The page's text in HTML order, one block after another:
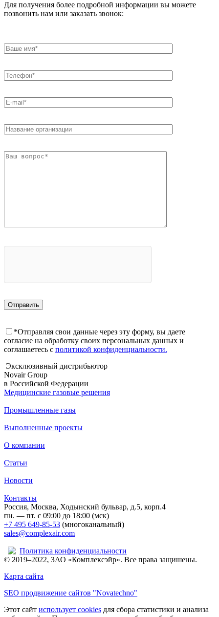
Для получения более подробной информации вы можете
позвонить нам или заказать звонок:
*Отправляя свои данные через эту форму, вы даете
согласие на обработку своих персональных данных и
соглашаетесь с политикой конфиденциальности.
Эксклюзивный дистрибьютор
Novair Group
в Российской Федерации
Медицинские газовыe решения
Промышленные газы
Выполненные проекты
О компании
Статьи
Новости
Контакты
Россия, Москва, Ходынский бульвар, д.5, корп.4
пн. — пт. с 09:00 до 18:00 (мск)
+7 495 649-85-53 (многоканальный)
sales@complexair.com
Политика конфиденциальности
© 2019–2022, ЗАО «Комплексэйр». Все права защишены.
Карта сайта
SEO продвижение сайтов "Novatechno"
Этот сайт использует cookies для сбора статистики и анализа